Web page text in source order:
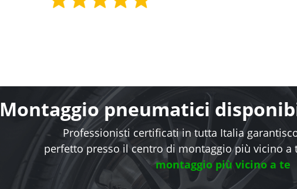
Montaggio pneumatici
Professionisti certificati in tutta Italia
perfetto presso il centro di montaggio più vicino a
montaggio più vicino a te